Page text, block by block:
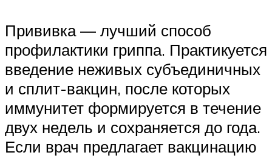
Прививка — лучший способ
профилактики гриппа. Практикуется
введение неживых субъединичных
и сплит-вакцин, после которых
иммунитет формируется в течение
двух недель и сохраняется до года.
Если врач предлагает вакцинацию